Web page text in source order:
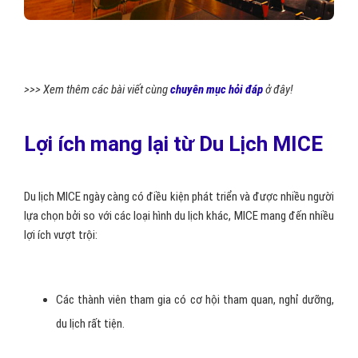
>>> Xem thêm các bài viết cùngchuyên mục hỏi đápở đây!
Lợi ích mang lại từ Du Lịch MICE
Du lịch MICE ngày càng có điều kiện phát triển và được nhiều người
lựa chọn bởi so với các loại hình du lịch khác, MICE mang đến nhiều
lợi ích vượt trội:
Các thành viên tham gia có cơ hội tham quan, nghỉ dưỡng,
du lịch rất tiện.